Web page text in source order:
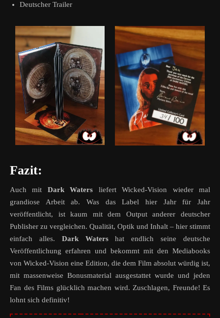
Deutscher Trailer
Fazit:
Auch mit Dark Waters liefert Wicked-Vision wieder mal
grandiose Arbeit ab. Was das Label hier Jahr für Jahr
veröffentlicht, ist kaum mit dem Output anderer deutscher
Publisher zu vergleichen. Qualität, Optik und Inhalt – hier stimmt
einfach alles. Dark Watershat endlich seine deutsche
Veröffentlichung erfahren und bekommt mit den Mediabooks
von Wicked-Vision eine Edition, die dem Film absolut würdig ist,
mit massenweise Bonusmaterial ausgestattet wurde und jeden
Fan des Films glücklich machen wird. Zuschlagen, Freunde! Es
lohnt sich definitiv!